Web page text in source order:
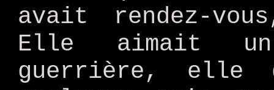
avait rendez-
Elle aimait
guerrière,